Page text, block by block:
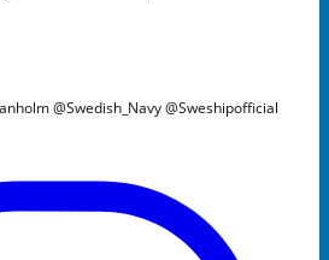
@Swedish_Navy @Sweshipofficial